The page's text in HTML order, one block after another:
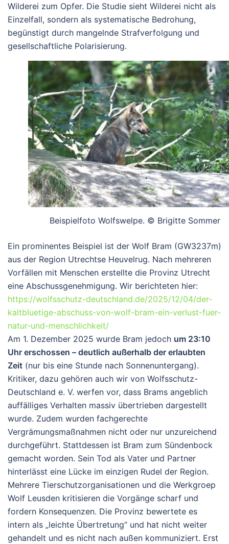
Wilderei zum Opfer. Die Studie sieht Wilderei nicht als
Einzelfall, sondern als systematische Bedrohung,
begünstigt durch mangelnde Strafverfolgung und
gesellschaftliche Polarisierung.
Beispielfoto Wolfswelpe. © Brigitte Sommer
Ein prominentes Beispiel ist der Wolf Bram (GW3237m)
aus der Region Utrechtse Heuvelrug. Nach mehreren
Vorfällen mit Menschen erstellte die Provinz Utrecht
eine Abschussgenehmigung. Wir berichteten hier:
https://wolfsschutz-deutschland.de/2025/12/04/der-
kaltbluetige-abschuss-von-wolf-bram-ein-verlust-fuer-
natur-und-menschlichkeit/
Am 1. Dezember 2025 wurde Bram jedoch um 23:10
Uhr erschossen – deutlich außerhalb der erlaubten
Zeit (nur bis eine Stunde nach Sonnenuntergang).
Kritiker, dazu gehören auch wir von Wolfsschutz-
Deutschland e. V. werfen vor, dass Brams angeblich
auffälliges Verhalten massiv übertrieben dargestellt
wurde. Zudem wurden fachgerechte
Vergrämungsmaßnahmen nicht oder nur unzureichend
durchgeführt. Stattdessen ist Bram zum Sündenbock
gemacht worden. Sein Tod als Vater und Partner
hinterlässt eine Lücke im einzigen Rudel der Region.
Mehrere Tierschutzorganisationen und die Werkgroep
Wolf Leusden kritisieren die Vorgänge scharf und
fordern Konsequenzen. Die Provinz bewertete es
intern als „leichte Übertretung“ und hat nicht weiter
gehandelt und es nicht nach außen kommuniziert. Erst